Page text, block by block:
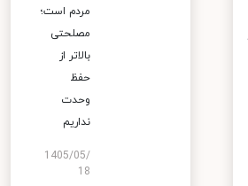
مردم است؛
مصلحتی
بالاتر از
حفظ
وحدت
نداریم
1405/05/
18